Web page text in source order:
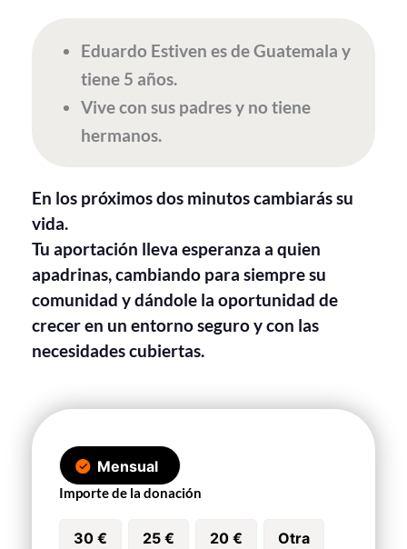
Eduardo Estiven es de Guatemala y
tiene 5 años.
Vive con sus padres y no tiene
hermanos.
En los próximos dos minutos cambiarás su
vida.
Tu aportación lleva esperanza a quien
apadrinas, cambiando para siempre su
comunidad y dándole la oportunidad de
crecer en un entorno seguro y con las
necesidades cubiertas.
Mensual
Importe de la donación
30 € 25 € 20 € Otra